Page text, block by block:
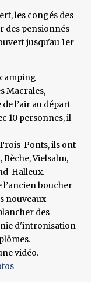
les congés des
des pensionnés
jusqu'au 1er
Macrales,
l’air au départ
10 personnes, il
Ponts, ils ont
Vielsalm,
Halleux.
l’ancien boucher
nouveaux
des
d'intronisation
vidéo.